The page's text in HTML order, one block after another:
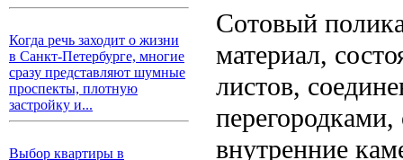
Когда речь заходит о жизни
в Санкт-Петербурге, многие
сразу представляют шумные
проспекты, плотную
застройку и...
Выбор квартиры в
Сотовый
материал,
листов,
внутренние